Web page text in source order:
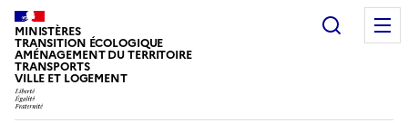
MINISTÈRES
TRANSITION ÉCOLOGIQUE
AMÉNAGEMENT DU TERRITOIRE
TRANSPORTS
VILLE ET LOGEMENT